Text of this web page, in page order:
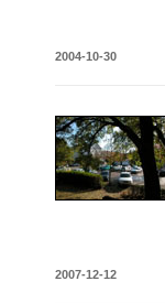
2004-10-30
2007-12-12